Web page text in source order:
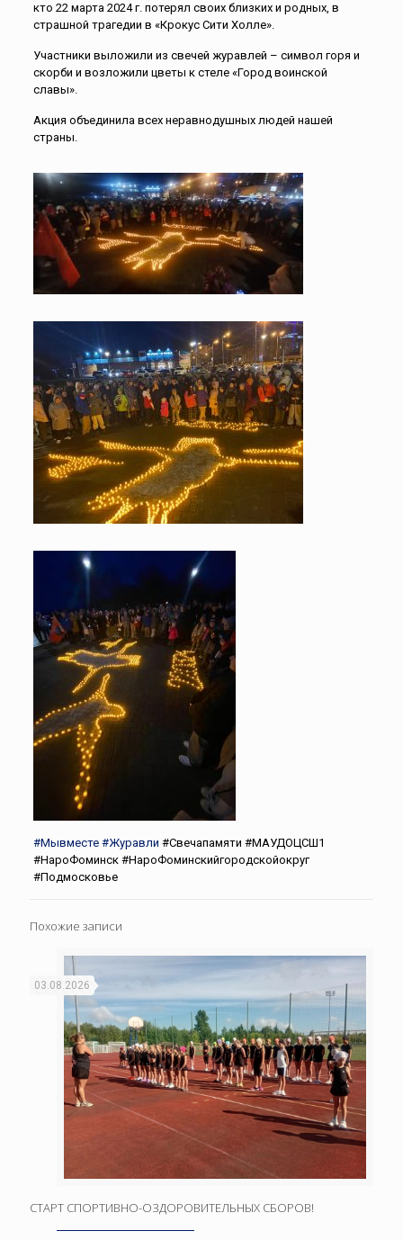
кто 22 марта 2024 г. потерял своих близких и родных, в
страшной трагедии в «Крокус Сити Холле».
Участники выложили из свечей журавлей – символ горя и
скорби и возложили цветы к стеле «Город воинской
славы».
Акция объединила всех неравнодушных людей нашей
страны.
#Мывместе #Журавли #Свечапамяти #МАУДОЦСШ1
#НароФоминск #НароФоминскийгородскойокруг
#Подмосковье
Похожие записи
03.08.2026
СТАРТ СПОРТИВНО-ОЗДОРОВИТЕЛЬНЫХ СБОРОВ!